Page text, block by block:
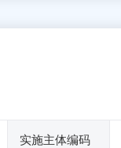
实施主体编码